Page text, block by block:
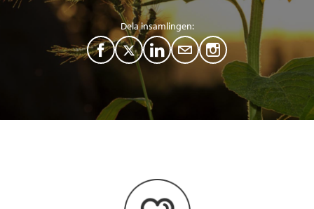
Dela insamlingen:
F
c
T
w
i
e
L
M
a